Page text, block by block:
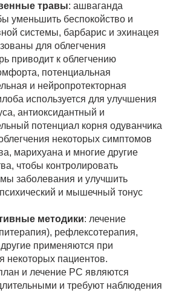
травы: ашваганда
уменьшить беспокойство и
системы, барбарис и эхинацея
для облегчения
приводит к облегчению
потенциальная
и нейропротекторная
используется для улучшения
антиоксидантный и
потенциал корня одуванчика
некоторых симптомов
марихуана и многие другие
чтобы контролировать
заболевания и улучшить
и мышечный тонус
методики: лечение
рефлексотерапия,
применяются при
некоторых пациентов.
и лечение РС являются
и требуют наблюдения